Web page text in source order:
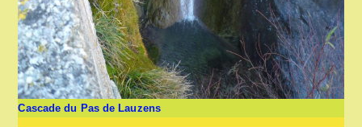
Cascade du Pas de Lauzens